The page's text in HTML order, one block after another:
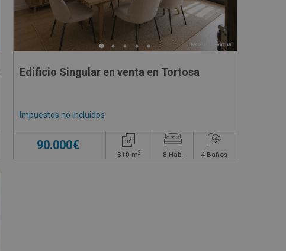
Edificio Singular en venta en Tortosa
Impuestos no incluidos
90.000€
310 m2 8 Hab. 4 Baños